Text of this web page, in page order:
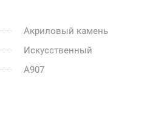
Акриловый камень
Искусственный
A907